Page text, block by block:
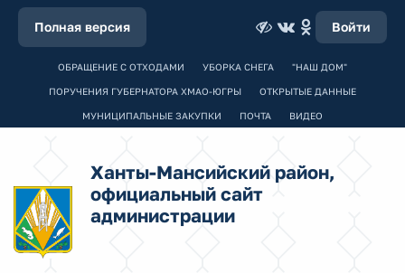
Полная версия Войти
ОБРАЩЕНИЕ С ОТХОДАМИ УБОРКА СНЕГА "НАШ ДОМ"
ПОРУЧЕНИЯ ГУБЕРНАТОРА ХМАО-ЮГРЫ ОТКРЫТЫЕ ДАННЫЕ
МУНИЦИПАЛЬНЫЕ ЗАКУПКИ ПОЧТА ВИДЕО
Ханты-Мансийский район,
официальный сайт
администрации